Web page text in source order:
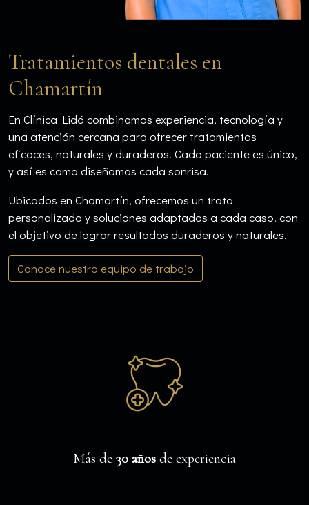
Tratamientos dentales en
Chamartín
En Clínica Lidó combinamos experiencia, tecnología y
una atención cercana para ofrecer tratamientos
eficaces, naturales y duraderos. Cada paciente es único,
y así es como diseñamos cada sonrisa.
Ubicados en Chamartín, ofrecemos un trato
personalizado y soluciones adaptadas a cada caso, con
el objetivo de lograr resultados duraderos y naturales.
Conoce nuestro equipo de trabajo
Más de 30 años de experiencia